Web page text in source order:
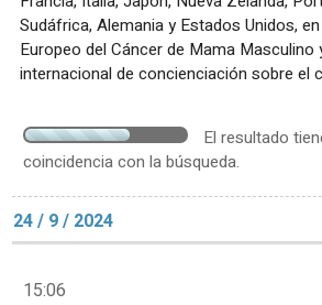
Sudáfrica, Alemania y Estados Unidos,
Europeo del Cáncer de Mama Masculino
internacional de concienciación sobre el
El resultado
coincidencia con la búsqueda.
24 / 9 / 2024
15:06